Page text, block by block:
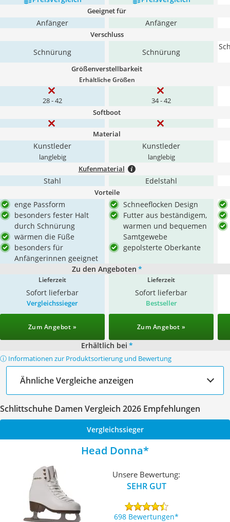
Geeignet für
Anfänger Anfänger
Verschluss
Schnürung Schnürung
Größenverstellbarkeit
Erhältliche Größen
28 - 42 34 - 42
Softboot
Material
Kunstleder
langlebig
Kunstleder
langlebig
Kufenmaterial
Stahl Edelstahl
Vorteile
enge Passform
besonders fester Halt
durch Schnürung
wärmen die Füße
besonders für
Anfängerinnen geeignet
Schneeflocken Design
Futter aus beständigem,
warmen und bequemen
Samtgewebe
gepolsterte Oberkante
Zu den Angeboten *
Lieferzeit
Sofort lieferbar
Lieferzeit
Sofort lieferbar
Vergleichssieger
Zum Angebot »
Bestseller
Zum Angebot »
Erhältlich bei *
ⓘ Informationen zur Produktsortierung und Bewertung
Ähnliche Vergleiche anzeigen
Schlittschuhe Damen Vergleich 2026 Empfehlungen
Vergleichssieger
Head Donna
Unsere Bewertung:
SEHR GUT
698 Bewertungen